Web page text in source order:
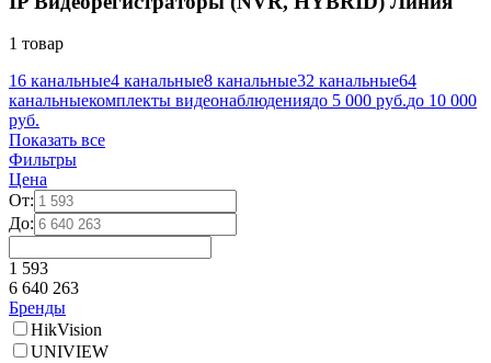
1 товар
16 канальные4 канальные8 канальные32 канальные64
канальныекомплекты видеонаблюдениядо 5 000 руб.до 10 000
руб.
Показать все
Фильтры
Цена
От:
До:
1 593
6 640 263
Бренды
HikVision
UNIVIEW